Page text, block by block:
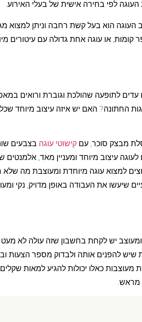
לפי בחירה אישית של בעלי האירוע.
הוא בעל קשת רחבה וניתן למצוא
קומות, או עוגה אחת גדולה עם עיטורים
לתופעה שהולכת וגוברת ורואים
החתונה? האם יש איזה עיצוב מיוחד
מבצק סוכר, עם קישוטי עוגה בצבעים
עיצוב מיוחד ומעניין מאד, אלמנטים
למצוא עוגה מיוחדת ומעוצבת מה שלא
שיעשו את העבודה באופן מדויק, נקי
ומעוצב יש לקחת בחשבון שזה עולה לא
שיש להפנים אותה ולבדוק מספר הצעות
מעוצבות כאלו יכולות להגיע למאות שקלים
מראש.